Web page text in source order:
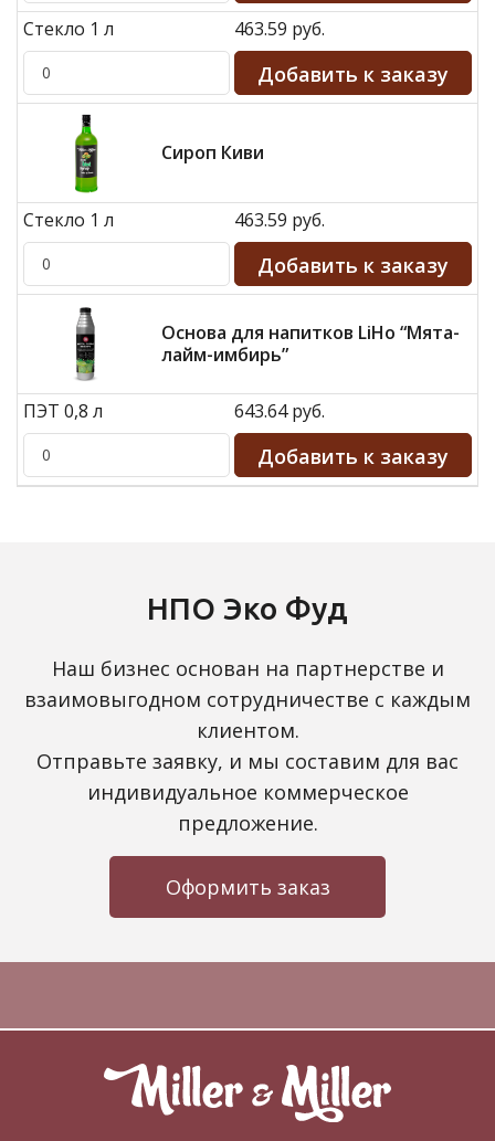
Стекло 1 л 463.59 руб.
Сироп Киви
Стекло 1 л 463.59 руб.
Основа для напитков LiHo “Мята-
лайм-имбирь”
ПЭТ 0,8 л 643.64 руб.
НПО Эко Фуд
Наш бизнес основан на партнерстве и
взаимовыгодном сотрудничестве с каждым
клиентом.
Отправьте заявку, и мы составим для вас
индивидуальное коммерческое
предложение.
Оформить заказ